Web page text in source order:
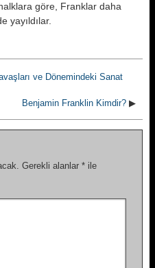
göre, Franklar daha
yayıldılar.
ve Dönemindeki Sanat
Benjamin Franklin Kimdir? ▶
Gerekli alanlar * ile